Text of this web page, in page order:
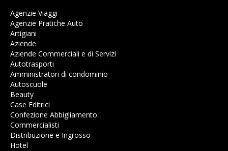
Agenzie Viaggi
Agenzie Pratiche Auto
Artigiani
Aziende
Aziende Commerciali e di Servizi
Autotrasporti
Amministratori di condominio
Autoscuole
Beauty
Case Editrici
Confezione Abbigliamento
Commercialisti
Distribuzione e Ingrosso
Hotel